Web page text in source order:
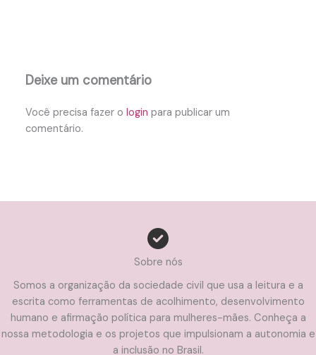
Deixe um comentário
Você precisa fazer ologin para publicar um
comentário.
Sobre nós
Somos a organização da sociedade civil que usa a leitura e a
escrita como ferramentas de acolhimento, desenvolvimento
humano e afirmação política para mulheres-mães. Conheça a
nossa metodologia e os projetos que impulsionam a autonomia e
a inclusão no Brasil.